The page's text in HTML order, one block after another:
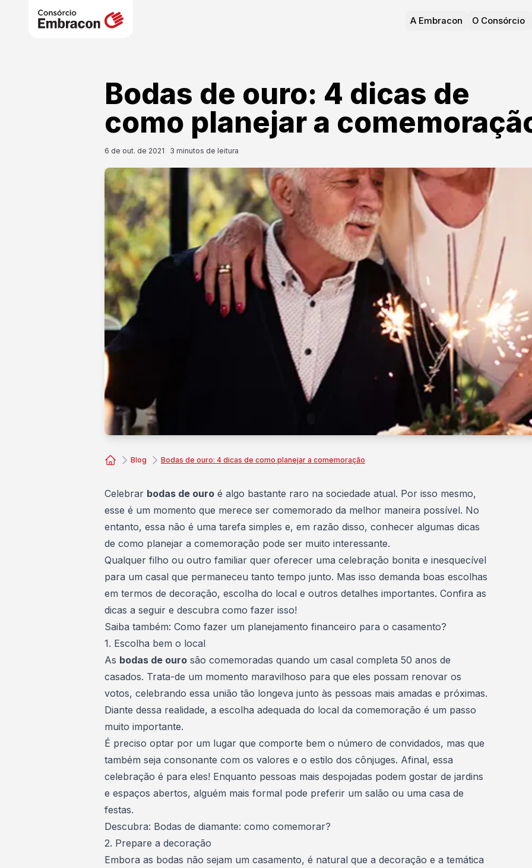
A Embracon O Consórcio
Bodas de ouro: 4 dicas de
como planejar a
6 de out. de 2021 3 minutos de leitura
Blog Bodas de ouro: 4 dicas de como planejar a comemoração
Celebrar bodas de ouro é algo bastante raro na sociedade atual. Por isso mesmo,
esse é um momento que merece ser comemorado da melhor maneira possível. No
entanto, essa não é uma tarefa simples e, em razão disso, conhecer algumas dicas
de como planejar a comemoração pode ser muito interessante.
Qualquer filho ou outro familiar quer oferecer uma celebração bonita e inesquecível
para um casal que permaneceu tanto tempo junto. Mas isso demanda boas escolhas
em termos de decoração, escolha do local e outros detalhes importantes. Confira as
dicas a seguir e descubra como fazer isso!
Saiba também: Como fazer um planejamento financeiro para o casamento?
1. Escolha bem o local
As bodas de ouro são comemoradas quando um casal completa 50 anos de
casados. Trata-de um momento maravilhoso para que eles possam renovar os
votos, celebrando essa união tão longeva junto às pessoas mais amadas e próximas.
Diante dessa realidade, a escolha adequada do local da comemoração é um passo
muito importante.
É preciso optar por um lugar que comporte bem o número de convidados, mas que
também seja consonante com os valores e o estilo dos cônjuges. Afinal, essa
celebração é para eles! Enquanto pessoas mais despojadas podem gostar de jardins
e espaços abertos, alguém mais formal pode preferir um salão ou uma casa de
festas.
Descubra: Bodas de diamante: como comemorar?
2. Prepare a decoração
Embora as bodas não sejam um casamento, é natural que a decoração e a temática